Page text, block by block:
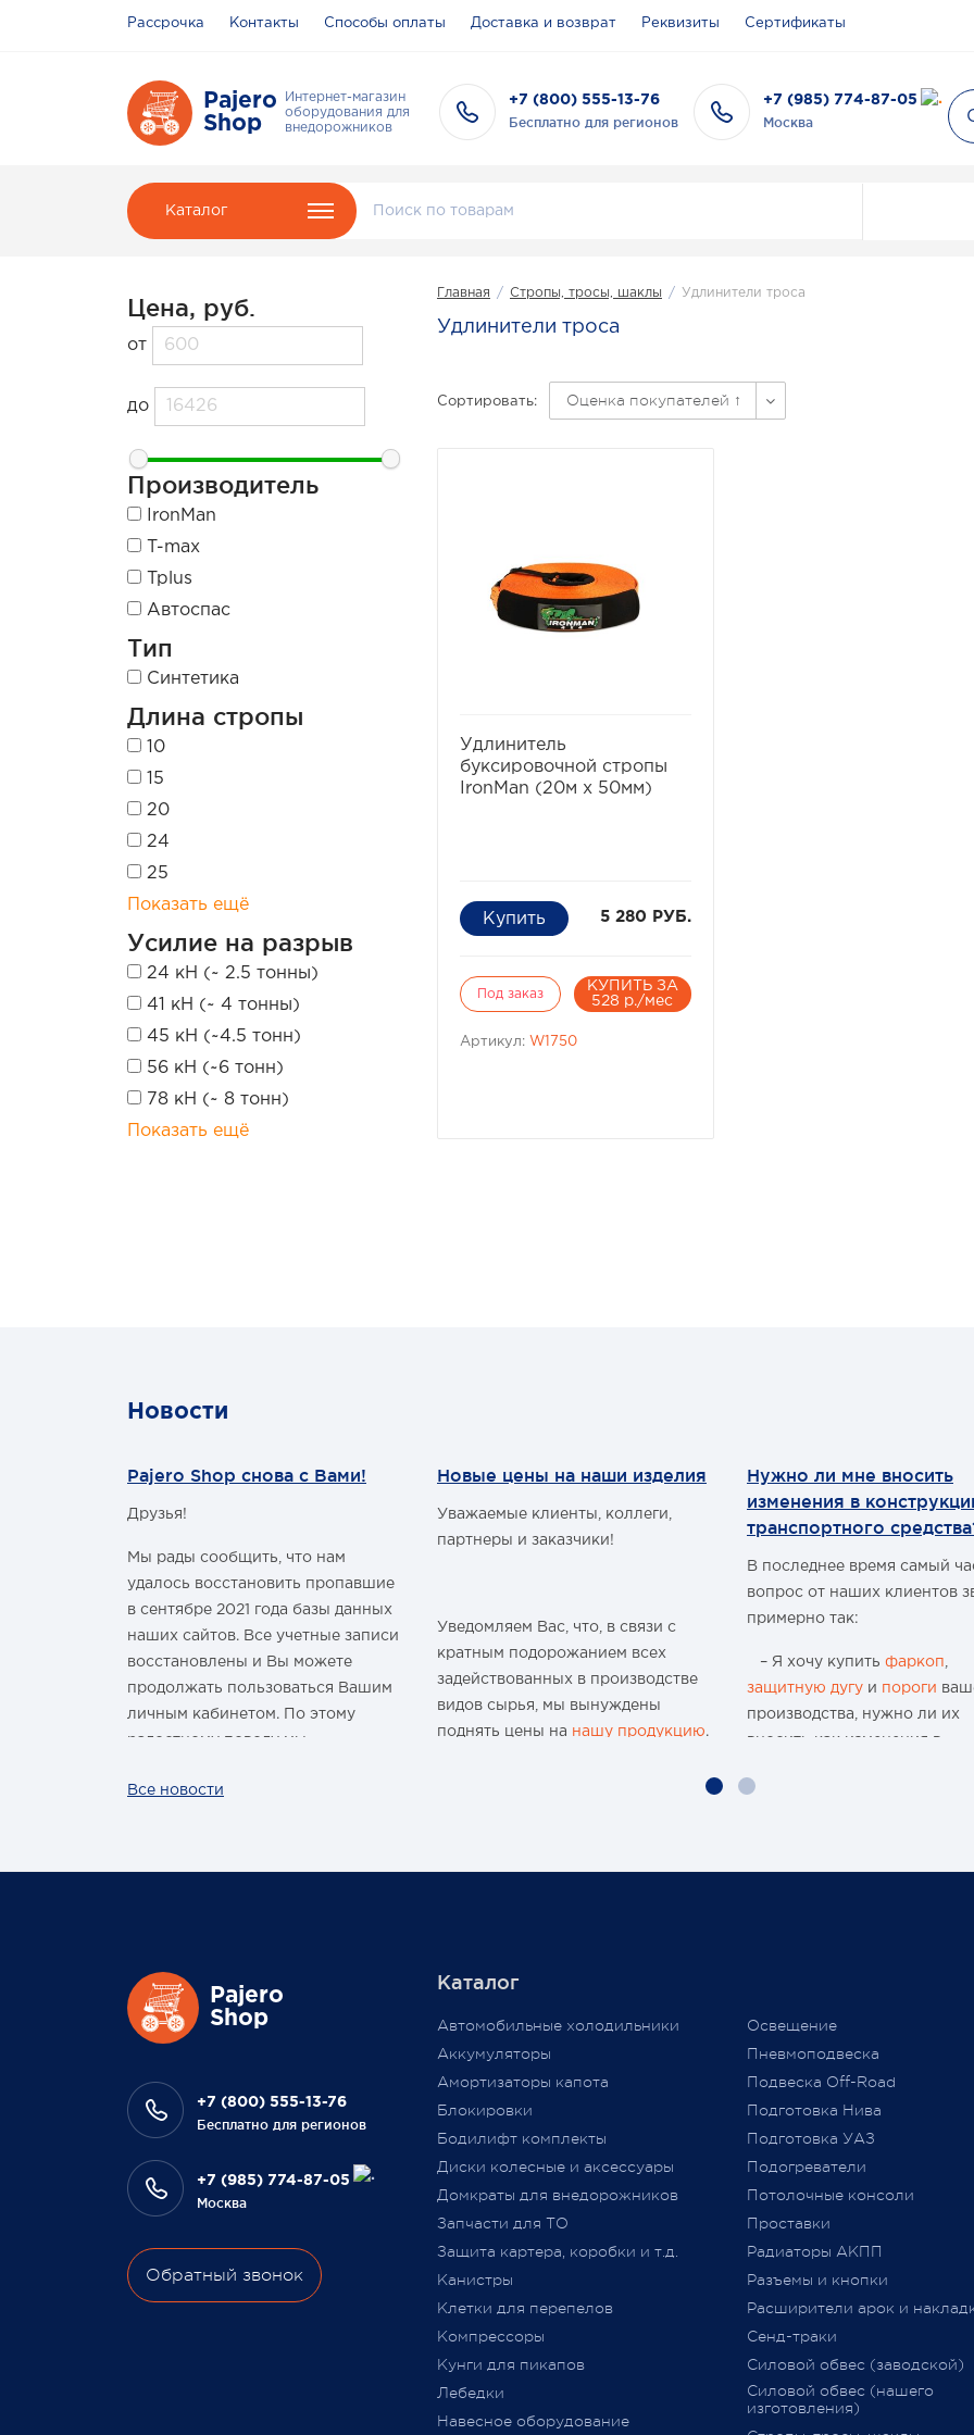
Рассрочка Контакты Способы оплаты Доставка и возврат Реквизиты Сертификаты
Pajero
Shop
Интернет-магазин
оборудования для
внедорожников
+7 (800) 555-13-76
Бесплатно для регионов
+7 (985) 774-87-05
Москва
Каталог
Цена, руб.
от
до
Производитель
IronMan
T-max
Tplus
Автоспас
Тип
Синтетика
Длина стропы
10
15
20
24
25
Показать ещё
Усилие на разрыв
24 кН (~ 2.5 тонны)
41 кН (~ 4 тонны)
45 кН (~4.5 тонн)
56 кН (~6 тонн)
78 кН (~ 8 тонн)
Показать ещё
Главная / Стропы, тросы, шаклы / Удлинители троса
Удлинители троса
Сортировать: Оценка покупателей ↑
Удлинитель
буксировочной стропы
IronMan (20м х 50мм)
5 280 РУБ.
Под заказ
КУПИТЬ ЗА
528 р./мес
Артикул: W1750
Новости
Pajero Shop снова с Вами!
Друзья!
Мы рады сообщить, что нам
удалось восстановить пропавшие
в сентябре 2021 года базы данных
наших сайтов. Все учетные записи
восстановлены и Вы можете
продолжать пользоваться Вашим
личным кабинетом. По этому
радостному поводу мы
покупателю промокод со скидкой
Маруся от VK. Он отобразится в
Также 1 марта 2022 года мы
разыграем одну умную колонку
среди наших покупателей,
этого года.
Всегда Ваш, Pajero Shop
3 февраля 2022
Новые цены на наши изделия
Уважаемые клиенты, коллеги,
партнеры и заказчики!
Уведомляем Вас, что, в связи с
кратным подорожанием всех
задействованных в производстве
видов сырья, мы вынуждены
поднять цены на нашу продукцию.
повысить цены вновь...
что Вы выбираете нас и надежду
на дальнейшее плодотворное
сотрудничество.
Ваш Pajero Shop.
9 июля 2021
Нужно ли мне вносить
изменения в
транспортного
В последнее время самый
вопрос от наших клиентов
примерно так:
– Я хочу купить фаркоп
защитную дугу и пороги
производства, нужно ли их
вносить как изменения в
средства и что мне будет,
технического регламента
Таможенного союза (
018/2011) «О безопасности
колесных транспортных
принятого Решением
Таможенного союза от
№ 877 (с изменениями)
«Одобрение Типа
Средства
далее –
После прохождения всех
испытаний и проверок на
соответствие требований
018/2011, аккредитованным
органом сертификации
оформляетсяОТТС
Все новости
Pajero
Shop
+7 (800) 555-13-76
Бесплатно для регионов
+7 (985) 774-87-05
Москва
Обратный звонок
Каталог
Автомобильные холодильники
Аккумуляторы
Амортизаторы капота
Блокировки
Бодилифт комплекты
Диски колесные и аксессуары
Домкраты для внедорожников
Запчасти для ТО
Защита картера, коробки и т.д.
Канистры
Клетки для перепелов
Компрессоры
Кунги для пикапов
Лебедки
Навесное оборудование
Освещение
Пневмоподвеска
Подвеска Off-Road
Подготовка Нива
Подготовка УАЗ
Подогреватели
Потолочные консоли
Проставки
Радиаторы АКПП
Разъемы и кнопки
Расширители арок и
Сенд-траки
Силовой обвес (заводской)
Силовой обвес (нашего
изготовления)